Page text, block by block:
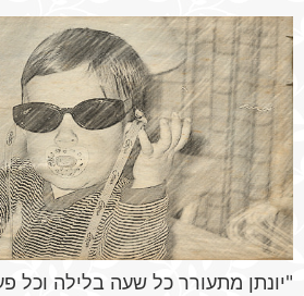
"יונתן מתעורר כל שעה בלילה וכל